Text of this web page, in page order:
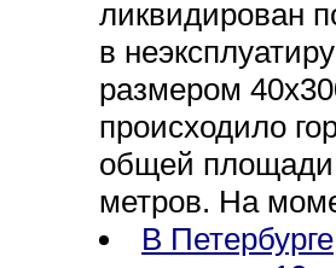
ликвидирован
в
размером
происходило
общей площади
метров. На
В